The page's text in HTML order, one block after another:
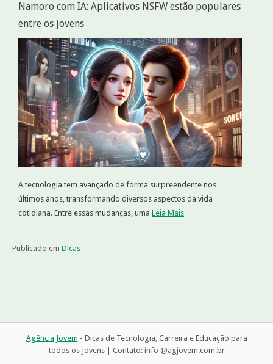
Namoro com IA: Aplicativos NSFW estão populares
entre os jovens
A tecnologia tem avançado de forma surpreendente nos
últimos anos, transformando diversos aspectos da vida
cotidiana. Entre essas mudanças, uma Leia Mais
Publicado em Dicas
Agência Jovem - Dicas de Tecnologia, Carreira e Educação para
todos os Jovens | Contato: info @agjovem.com.br